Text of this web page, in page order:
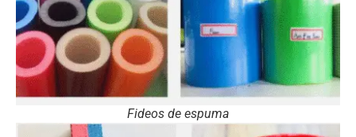
Fideos de espuma